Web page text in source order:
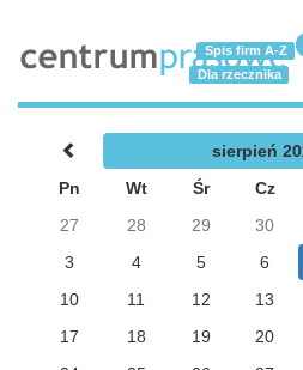
Spis firm A-Z
Dla rzecznika
sierpień
Pn
Wt Śr Cz
27
28 29 30
3
4 5 6
10
11 12 13
17
18 19 20